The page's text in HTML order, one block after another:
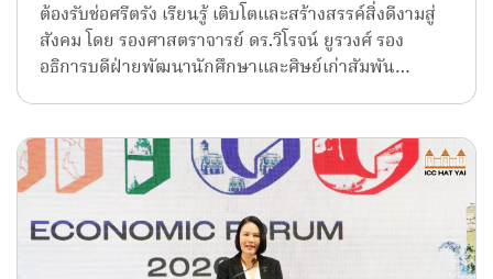
ต้องรับช่อศรีตรัง เรียนรู้ เติบโตและสร้างสรรค์สิ่งดีงามสู่
สังคม โดย รองศาสตราจารย์ ดร.วิโรจน์ ยูรวงศ์ รอง
อธิการบดีฝ่ายพัฒนานักศึกษาและศิษย์เก่าสัมพัน…